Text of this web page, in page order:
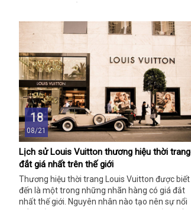
18
08/21
Lịch sử Louis Vuitton thương hiệu thời trang
đắt giá nhất trên thế giới
Thương hiệu thời trang Louis Vuitton được biết
đến là một trong những nhãn hàng có giá đắt
nhất thế giới. Nguyên nhân nào tạo nên sự nổi